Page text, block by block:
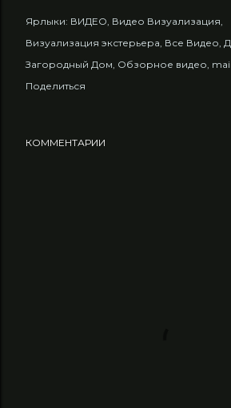
Ярлыки: ВИДЕО Видео Визуализация
Визуализация экстерьера Все Видео
Загородный Дом Обзорное видео
Поделиться
КОММЕНТАРИИ